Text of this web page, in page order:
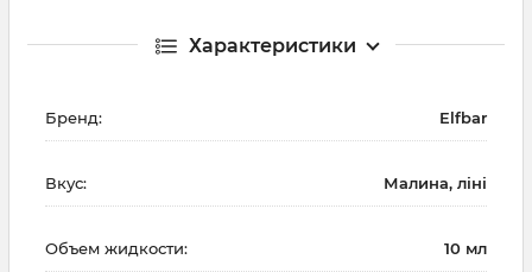
Характеристики
Бренд: Elfbar
Вкус: Малина, ліні
Объем жидкости: 10 мл